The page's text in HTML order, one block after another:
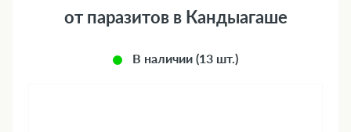
В наличии (13 шт.)
от паразитов в Кандыагаше